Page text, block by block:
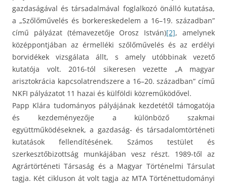
gazdaságával és társadalmával foglalkozó önálló kutatása,
a „Szőlőművelés és borkereskedelem a 16–19. században”
című pályázat (témavezetője Orosz István)[2], amelynek
középpontjában az érmelléki szőlőművelés és az erdélyi
borvidékek vizsgálata állt, s amely utóbbinak vezető
kutatója volt. 2016-tól sikeresen vezette „A magyar
arisztokrácia kapcsolatrendszere a 16–20. században” című
NKFI pályázatot 11 hazai és külföldi közreműködővel.
Papp Klára tudományos pályájának kezdetétől támogatója
és kezdeményezője a különböző szakmai
együttműködéseknek, a gazdaság- és társadalomtörténeti
kutatások fellendítésének. Számos testület és
szerkesztőbizottság munkájában vesz részt. 1989-től az
Agrártörténeti Társaság és a Magyar Történelmi Társulat
tagja. Két cikluson át volt tagja az MTA Történettudományi